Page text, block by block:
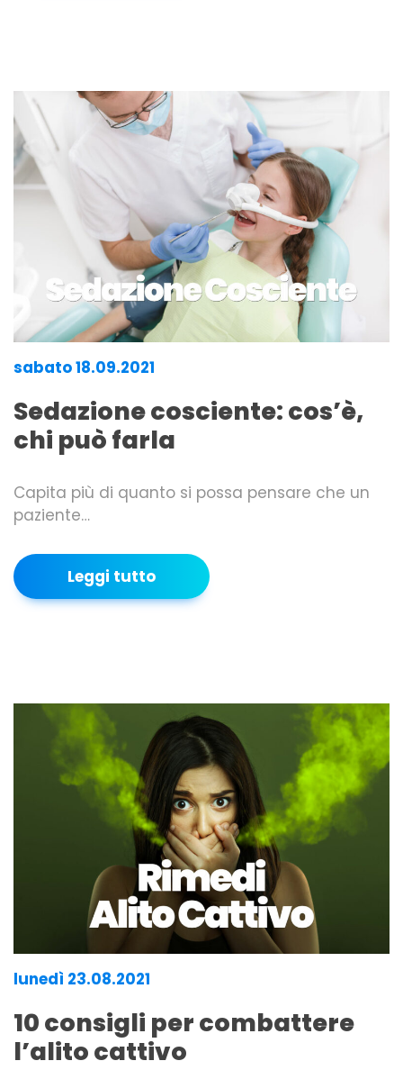
sabato 18.09.2021
Sedazione cosciente: cos’è,
chi può farla
Capita più di quanto si possa pensare che un
paziente…
Leggi tutto
lunedì 23.08.2021
10 consigli per combattere
l’alito cattivo